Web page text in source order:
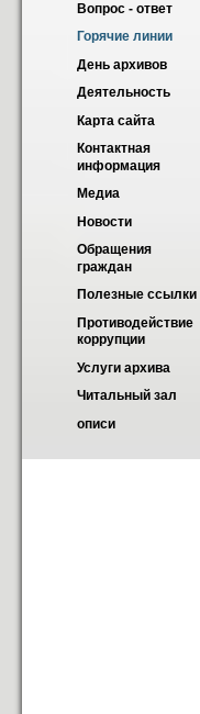
Вопрос - ответ
Горячие линии
День архивов
Деятельность
Карта сайта
Контактная
информация
Медиа
Новости
Обращения
граждан
Полезные ссылки
Противодействие
коррупции
Услуги архива
Читальный зал
описи